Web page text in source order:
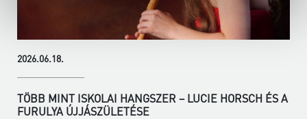
2026.06.18.
TÖBB MINT ISKOLAI HANGSZER – LUCIE HORSCH ÉS A
FURULYA ÚJJÁSZÜLETÉSE